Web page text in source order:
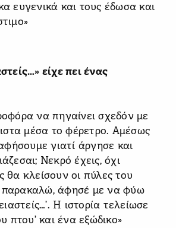
ευγενικά και τους έδωσα και
είχε πει ένας
να πηγαίνει σχεδόν με
μέσα το φέρετρο. Αμέσως
γιατί άργησε και
Νεκρό έχεις, όχι
κλείσουν οι πύλες του
παρακαλώ, άφησέ με να φύω
Η ιστορία τελείωσε
πτου’ και ένα εξώδικο»